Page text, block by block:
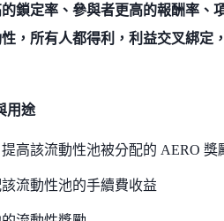
鎖定率、參與者更高的報酬率、
，所有人都得利，利益交叉綁定
用途
高該流動性池被分配的 AERO 獎
流動性池的手續費收益